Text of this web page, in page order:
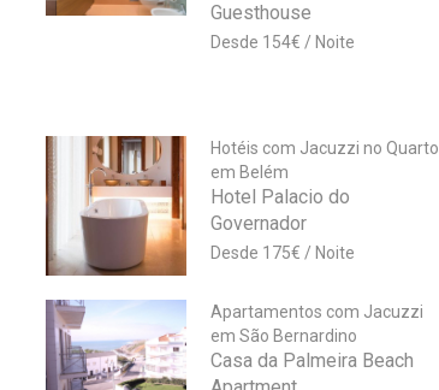
Guesthouse
154€
Hotéis com Jacuzzi no Quarto
em Belém
Hotel Palacio do
Governador
175€
Apartamentos com Jacuzzi
em São Bernardino
Casa da Palmeira Beach